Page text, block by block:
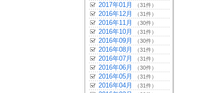
2017年01月 （31件）
2016年12月 （31件）
2016年11月 （30件）
2016年10月 （31件）
2016年09月 （30件）
2016年08月 （31件）
2016年07月 （31件）
2016年06月 （30件）
2016年05月 （31件）
2016年04月 （31件）